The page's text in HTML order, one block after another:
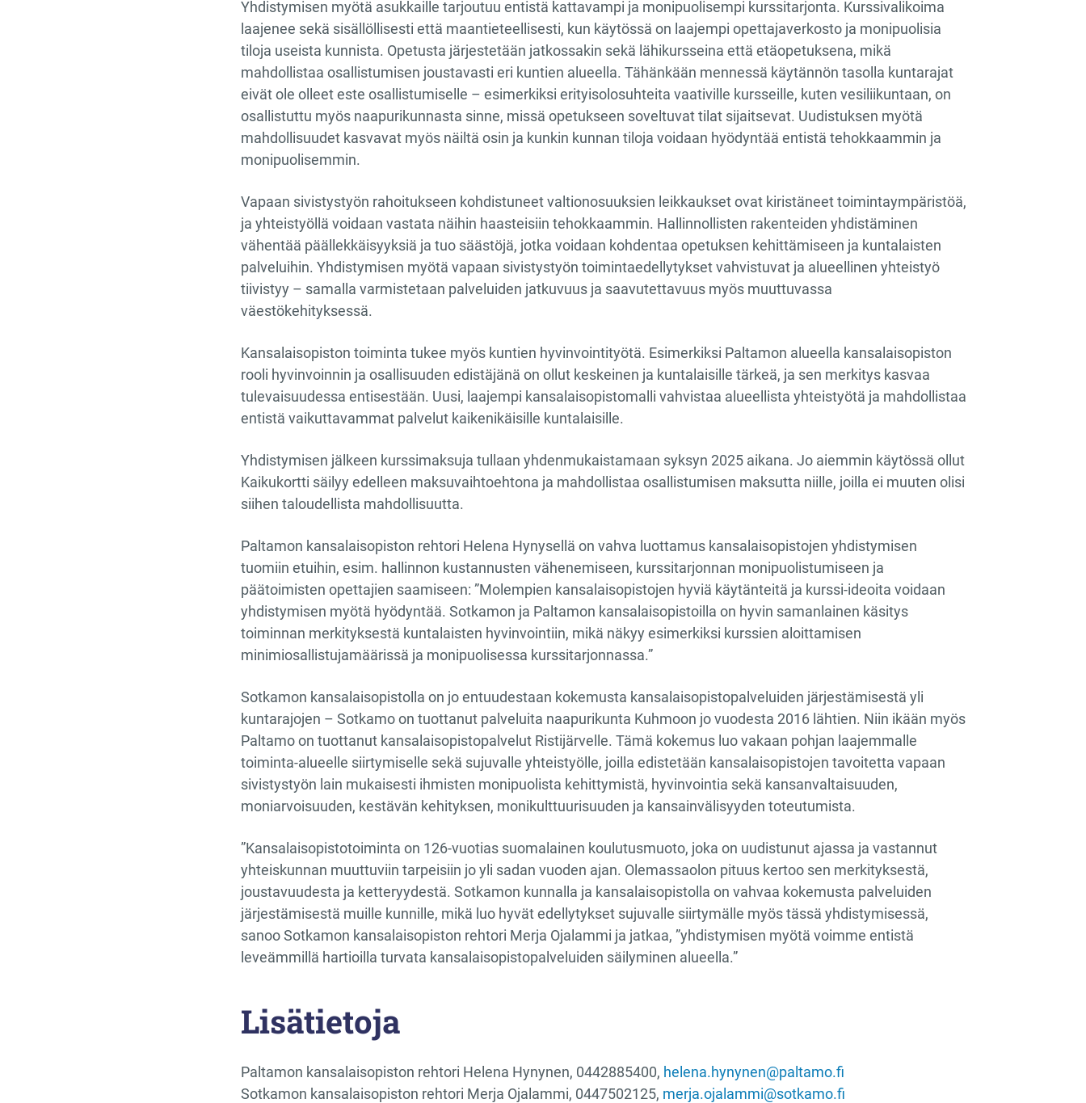
Yhdistymisen myötä asukkaille tarjoutuu entistä kattavampi ja monipuolisempi kurssitarjonta. Kurssivalikoima
laajenee sekä sisällöllisesti että maantieteellisesti, kun käytössä on laajempi opettajaverkosto ja monipuolisia
tiloja useista kunnista. Opetusta järjestetään jatkossakin sekä lähikursseina että etäopetuksena, mikä
mahdollistaa osallistumisen joustavasti eri kuntien alueella. Tähänkään mennessä käytännön tasolla kuntarajat
eivät ole olleet este osallistumiselle – esimerkiksi erityisolosuhteita vaativille kursseille, kuten vesiliikuntaan, on
osallistuttu myös naapurikunnasta sinne, missä opetukseen soveltuvat tilat sijaitsevat. Uudistuksen myötä
mahdollisuudet kasvavat myös näiltä osin ja kunkin kunnan tiloja voidaan hyödyntää entistä tehokkaammin ja
monipuolisemmin.
Vapaan sivistystyön rahoitukseen kohdistuneet valtionosuuksien leikkaukset ovat kiristäneet toimintaympäristöä,
ja yhteistyöllä voidaan vastata näihin haasteisiin tehokkaammin. Hallinnollisten rakenteiden yhdistäminen
vähentää päällekkäisyyksiä ja tuo säästöjä, jotka voidaan kohdentaa opetuksen kehittämiseen ja kuntalaisten
palveluihin. Yhdistymisen myötä vapaan sivistystyön toimintaedellytykset vahvistuvat ja alueellinen yhteistyö
tiivistyy – samalla varmistetaan palveluiden jatkuvuus ja saavutettavuus myös muuttuvassa
väestökehityksessä.
Kansalaisopiston toiminta tukee myös kuntien hyvinvointityötä. Esimerkiksi Paltamon alueella kansalaisopiston
rooli hyvinvoinnin ja osallisuuden edistäjänä on ollut keskeinen ja kuntalaisille tärkeä, ja sen merkitys kasvaa
tulevaisuudessa entisestään. Uusi, laajempi kansalaisopistomalli vahvistaa alueellista yhteistyötä ja mahdollistaa
entistä vaikuttavammat palvelut kaikenikäisille kuntalaisille.
Yhdistymisen jälkeen kurssimaksuja tullaan yhdenmukaistamaan syksyn 2025 aikana. Jo aiemmin käytössä ollut
Kaikukortti säilyy edelleen maksuvaihtoehtona ja mahdollistaa osallistumisen maksutta niille, joilla ei muuten olisi
siihen taloudellista mahdollisuutta.
Paltamon kansalaisopiston rehtori Helena Hynysellä on vahva luottamus kansalaisopistojen yhdistymisen
tuomiin etuihin, esim. hallinnon kustannusten vähenemiseen, kurssitarjonnan monipuolistumiseen ja
päätoimisten opettajien saamiseen: ”Molempien kansalaisopistojen hyviä käytänteitä ja kurssi-ideoita voidaan
yhdistymisen myötä hyödyntää. Sotkamon ja Paltamon kansalaisopistoilla on hyvin samanlainen käsitys
toiminnan merkityksestä kuntalaisten hyvinvointiin, mikä näkyy esimerkiksi kurssien aloittamisen
minimiosallistujamäärissä ja monipuolisessa kurssitarjonnassa.”
Sotkamon kansalaisopistolla on jo entuudestaan kokemusta kansalaisopistopalveluiden järjestämisestä yli
kuntarajojen – Sotkamo on tuottanut palveluita naapurikunta Kuhmoon jo vuodesta 2016 lähtien. Niin ikään myös
Paltamo on tuottanut kansalaisopistopalvelut Ristijärvelle. Tämä kokemus luo vakaan pohjan laajemmalle
toiminta-alueelle siirtymiselle sekä sujuvalle yhteistyölle, joilla edistetään kansalaisopistojen tavoitetta vapaan
sivistystyön lain mukaisesti ihmisten monipuolista kehittymistä, hyvinvointia sekä kansanvaltaisuuden,
moniarvoisuuden, kestävän kehityksen, monikulttuurisuuden ja kansainvälisyyden toteutumista.
”Kansalaisopistotoiminta on 126-vuotias suomalainen koulutusmuoto, joka on uudistunut ajassa ja vastannut
yhteiskunnan muuttuviin tarpeisiin jo yli sadan vuoden ajan. Olemassaolon pituus kertoo sen merkityksestä,
joustavuudesta ja ketteryydestä. Sotkamon kunnalla ja kansalaisopistolla on vahvaa kokemusta palveluiden
järjestämisestä muille kunnille, mikä luo hyvät edellytykset sujuvalle siirtymälle myös tässä yhdistymisessä,
sanoo Sotkamon kansalaisopiston rehtori Merja Ojalammi ja jatkaa, ”yhdistymisen myötä voimme entistä
leveämmillä hartioilla turvata kansalaisopistopalveluiden säilyminen alueella.”
Lisätietoja
Paltamon kansalaisopiston rehtori Helena Hynynen, 0442885400, helena.hynynen@paltamo.fi
Sotkamon kansalaisopiston rehtori Merja Ojalammi, 0447502125, merja.ojalammi@sotkamo.fi